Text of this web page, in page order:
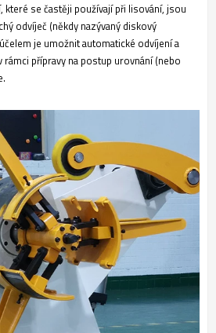
které se častěji používají při lisování, jsou
odvíječ (někdy nazývaný diskový
je umožnit automatické odvíjení a
rámci přípravy na postup urovnání (nebo